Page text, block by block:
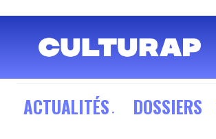
ACTUALITÉS DOSSIERS